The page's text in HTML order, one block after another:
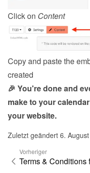
Click on Content
Copy and paste the
created
🎉 You're done and
make to your
your website.
Zuletzt geändert 6.
Vorheriger
Terms & Conditions